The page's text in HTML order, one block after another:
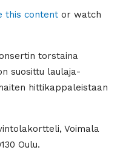
this content or watch
torstaina
suosittu laulaja-
hittikappaleistaan
Voimala
Oulu.